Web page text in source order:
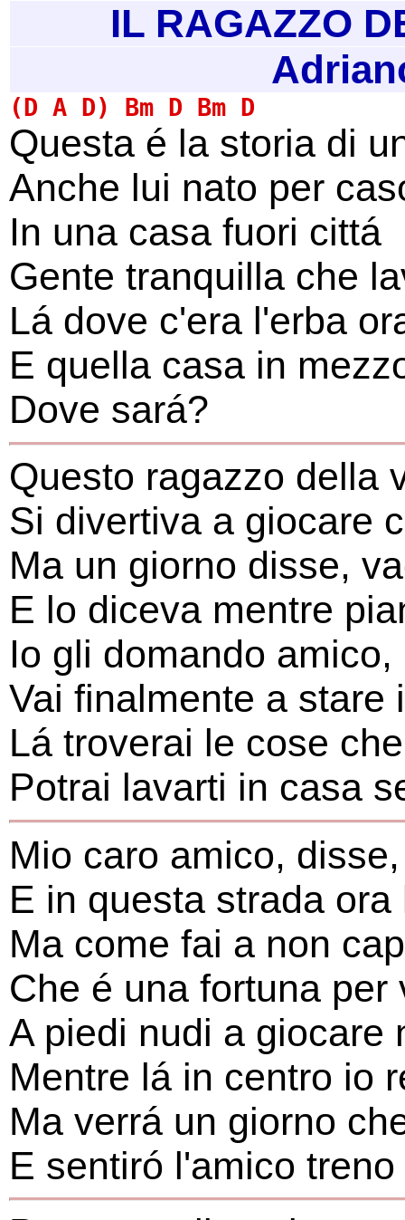
IL RAGAZZO
Questa é la storia di
Anche lui nato per
In una casa fuori cittá
Gente tranquilla che
Lá dove c'era l'erba
E quella casa in
Dove sará?
Questo ragazzo della
Si divertiva a giocare
Ma un giorno disse,
E lo diceva mentre
Io gli domando
Vai finalmente a stare
Lá troverai le cose
Potrai lavarti in casa
Mio caro amico,
E in questa strada
Ma come fai a non
Che é una fortuna per
A piedi nudi a giocare
Mentre lá in centro io
Ma verrá un giorno
E sentiró l'amico